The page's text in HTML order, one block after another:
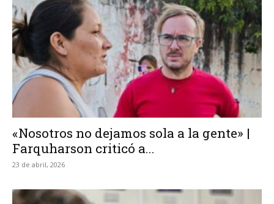
«Nosotros no dejamos sola a la gente» |
Farquharson criticó a...
23 de abril, 2026